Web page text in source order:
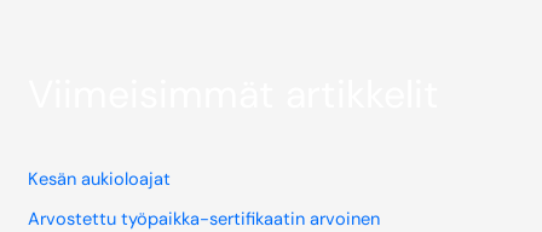
Kesän aukioloajat
Arvostettu työpaikka-sertifikaatin arvoinen